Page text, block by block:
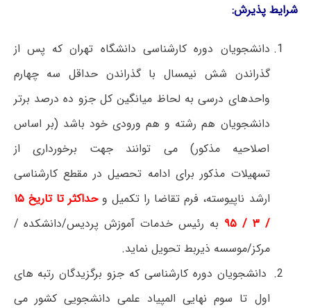
شرایط پذیرش:
دانشجویان دوره کارشناسی دانشگاه تهران که پس از
گذراندن شش نیمسال با گذراندن حداقل سه چهارم
واحدهای درسی به لحاظ میانگین کل جزو ده درصد برتر
دانشجویان هم رشته و هم ورودی خود باشد (بر اساس
اصلاحیه مذکور) می توانند جهت برخورداری از
تسهیلات مذکور برای ادامه تحصیل در مقطع کارشناسی
ارشد ناپیوسته، فرم تقاضا را تکمیل و
حداکثر تا تاریخ ۱۵
/ ۳ / ۹۵
به رئیس خدمات آموزش پردیس/دانشکده /
مرکز/موسسه ذیربط تحویل نماید.
دانشجویان دوره کارشناسی که جزو برگزیدگان رتبه های
اول تا سوم نهایی المپیاد علمی دانشجویی کشور می